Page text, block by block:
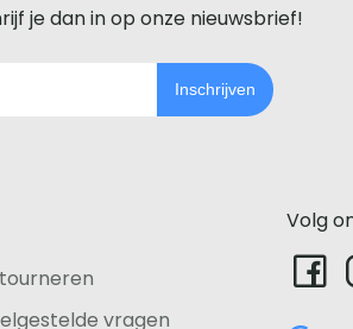
je dan in op onze nieuwsbrief!
Inschrijven
vragen
Volg